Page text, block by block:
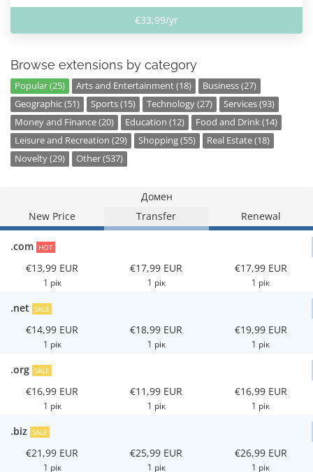
€33,99/yr
Browse extensions by category
Popular (25) Arts and Entertainment (18)
Business (27)
Geographic (51)
Sports (15) Technology (27)
Services (93)
Money and Finance (20)
Education (12)
Food and Drink (14)
Leisure and Recreation (29)
Shopping (55)
Real Estate (18)
Novelty (29)
Other (537)
Домен
New Price
Transfer Renewal
.com HOT
€13,99 EUR
1 рік
€17,99 EUR
1 рік
€17,99 EUR
1 рік
.net SALE
€14,99 EUR
1 рік
€18,99 EUR
1 рік
€19,99 EUR
1 рік
.org SALE
€16,99 EUR
1 рік
€11,99 EUR
1 рік
€16,99 EUR
1 рік
.biz SALE
€21,99 EUR
1 рік
€25,99 EUR
1 рік
€26,99 EUR
1 рік